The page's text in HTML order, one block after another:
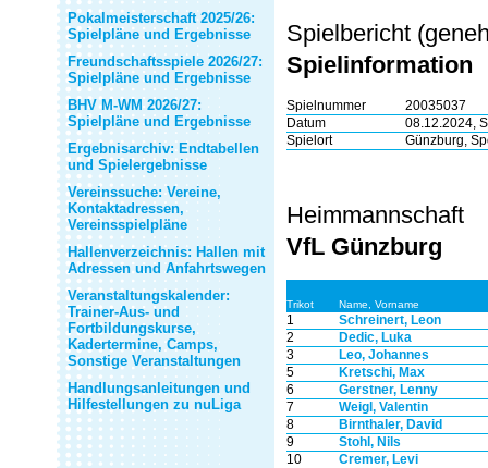
Pokalmeisterschaft 2025/26:
Spielpläne und Ergebnisse
Freundschaftsspiele 2026/27:
Spielpläne und Ergebnisse
BHV M-WM 2026/27:
Spielpläne und Ergebnisse
Ergebnisarchiv: Endtabellen
und Spielergebnisse
Vereinssuche: Vereine,
Kontaktadressen,
Vereinsspielpläne
Hallenverzeichnis: Hallen mit
Adressen und Anfahrtswegen
Veranstaltungskalender:
Trainer-Aus- und
Fortbildungskurse,
Kadertermine, Camps,
Sonstige Veranstaltungen
Handlungsanleitungen und
Hilfestellungen zu nuLiga
Spielbericht
Spielinformation
Spielnummer
20035037
Datum
08.12.2024,
Spielort
Günzburg,
Heimmannschaft
VfL Günzburg
Trikot Name, Vorname
1
Schreinert, Leon
2
Dedic, Luka
3
Leo, Johannes
5
Kretschi, Max
6
Gerstner, Lenny
7
Weigl, Valentin
8
Birnthaler, David
9
Stohl, Nils
10
Cremer, Levi